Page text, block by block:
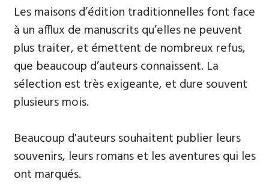
Les maisons d’édition traditionnelles font face
à un afflux de manuscrits qu’elles ne peuvent
plus traiter, et émettent de nombreux refus,
que beaucoup d’auteurs connaissent. La
sélection est très exigeante, et dure souvent
plusieurs mois.
Beaucoup d'auteurs souhaitent publier leurs
souvenirs, leurs ​romans et les aventures qui les
ont marqués.